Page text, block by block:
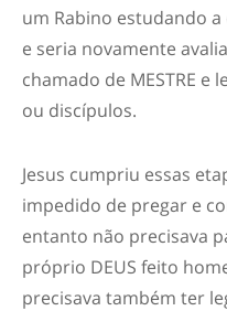
um Rabino estudando
e seria novamente
chamado de MESTRE
ou discípulos.
Jesus cumpriu essas
impedido de pregar e
entanto não precisava
próprio DEUS feito
precisava também ter